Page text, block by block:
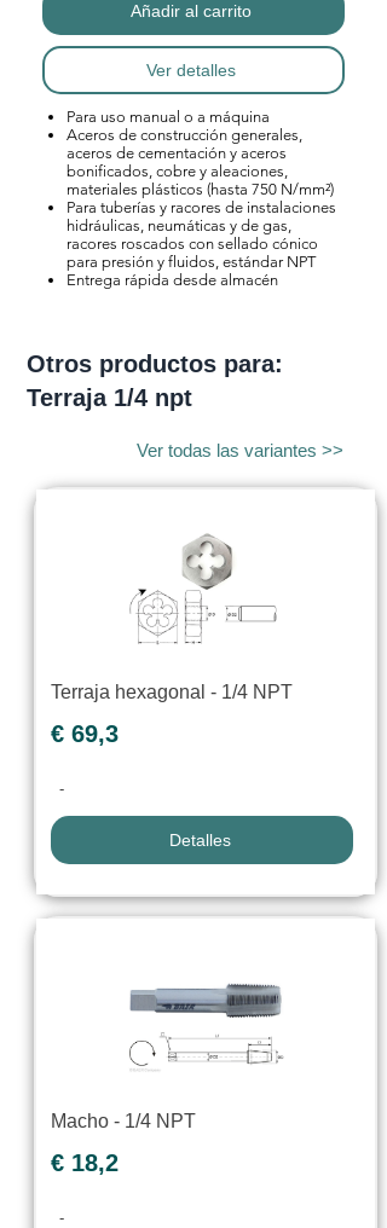
Añadir al carrito
Ver detalles
Para uso manual o a máquina
Aceros de construcción generales,
aceros de cementación y aceros
bonificados, cobre y aleaciones,
materiales plásticos (hasta 750 N/mm²)
Para tuberías y racores de instalaciones
hidráulicas, neumáticas y de gas,
racores roscados con sellado cónico
para presión y fluidos, estándar NPT
Entrega rápida desde almacén
Otros productos para:
Terraja 1/4 npt
Ver todas las variantes >>
Terraja hexagonal - 1/4 NPT
€ 69,3
-
Detalles
Macho - 1/4 NPT
€ 18,2
-